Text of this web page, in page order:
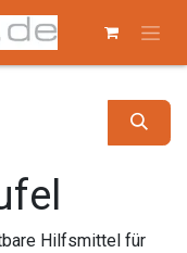
Hilfsmittel für